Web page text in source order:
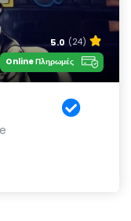
5.0 (24)
Online Πληρωμές